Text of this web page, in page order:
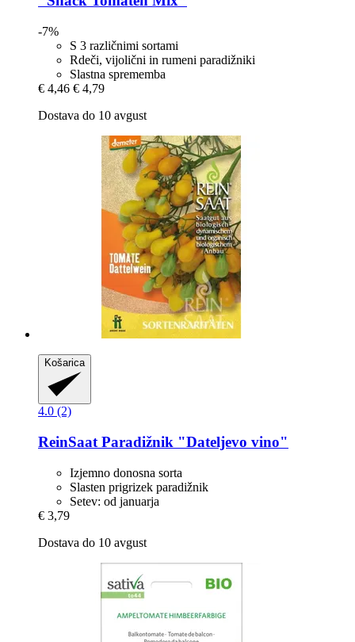
-7%
S 3 različnimi sortami
Rdeči, vijolični in rumeni paradižniki
Slastna sprememba
€ 4,46 € 4,79
Dostava do 10 avgust
Košarica
4.0 (2)
ReinSaat Paradižnik "Dateljevo vino"
Izjemno donosna sorta
Slasten prigrizek paradižnik
Setev: od januarja
€ 3,79
Dostava do 10 avgust